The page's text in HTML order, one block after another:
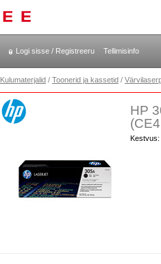
Logi sisse / Registreeru Tellimisinfo
Kulumaterjalid / Toonerid ja kassetid /
HP
Kestvus: